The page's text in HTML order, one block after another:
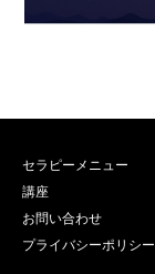
セラピーメニュー
講座
お問い合わせ
プライバシーポリシー